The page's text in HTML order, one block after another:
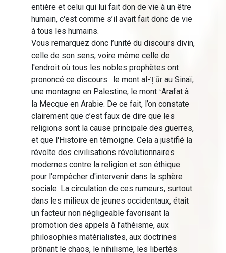
entière et celui qui lui fait don de vie à un être
humain, c'est comme s’il avait fait donc de vie
à tous les humains.
Vous remarquez donc l’unité du discours divin,
celle de son sens, voire même celle de
l'endroit où tous les nobles prophètes ont
prononcé ce discours : le mont al-Ṭūr au Sinaï,
une montagne en Palestine, le mont ʻArafat à
la Mecque en Arabie. De ce fait, l’on constate
clairement que c’est faux de dire que les
religions sont la cause principale des guerres,
et que l'Histoire en témoigne. Cela a justifié la
révolte des civilisations révolutionnaires
modernes contre la religion et son éthique
pour l'empêcher d'intervenir dans la sphère
sociale. La circulation de ces rumeurs, surtout
dans les milieux de jeunes occidentaux, était
un facteur non négligeable favorisant la
promotion des appels à l’athéisme, aux
philosophies matérialistes, aux doctrines
prônant le chaos, le nihilisme, les libertés